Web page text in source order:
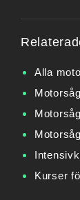
Alla
Kurser